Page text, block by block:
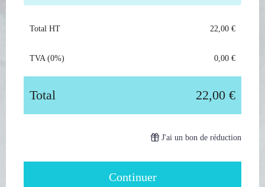
Total HT 22,00 €
TVA (0%) 0,00 €
Total 22,00 €
J'ai un bon de réduction
Continuer